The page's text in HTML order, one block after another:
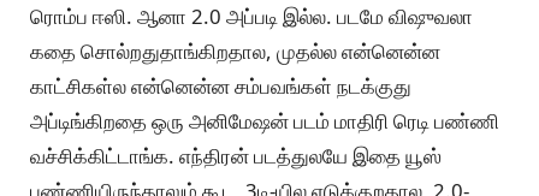
ரொம்ப ஈஸி. ஆனா 2.0 அப்படி இல்ல. படமே விஷுவலா
கதை சொல்றதுதாங்கிறதால, முதல்ல என்னென்ன
காட்சிகள்ல என்னென்ன சம்பவங்கள் நடக்குது
அப்டிங்கிறதை ஒரு அனிமேஷன் படம் மாதிரி ரெடி பண்ணி
வச்சிக்கிட்டாங்க. எந்திரன் படத்துலயே இதை யூஸ்
பண்ணியிருந்தாலும் கூட, 3டி-யில எடுக்குறதால, 2.0-